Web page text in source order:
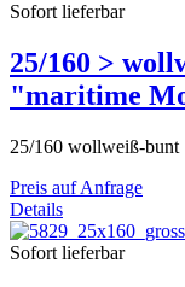
Sofort lieferbar
25/160 >
"maritime
25/160 wollweiß-
Preis auf Anfrage
Details
Sofort lieferbar